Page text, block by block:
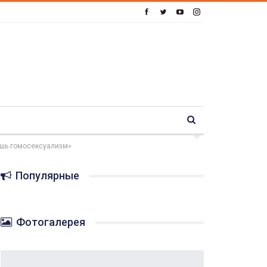
гомосексуализм»
Популярные
Фотогалерея